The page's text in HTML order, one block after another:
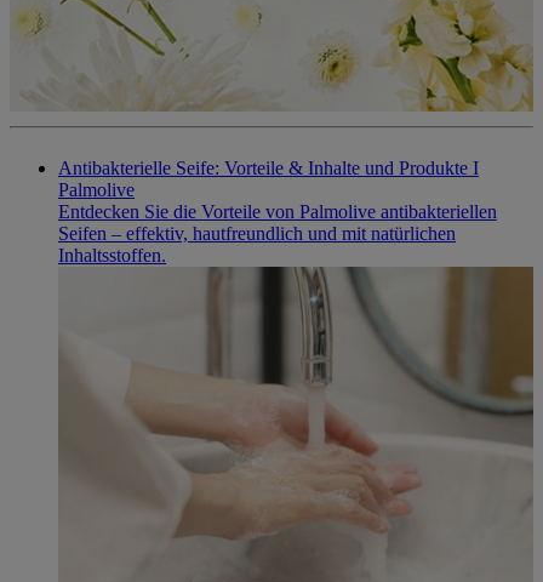
Antibakterielle Seife: Vorteile & Inhalte und Produkte I
Palmolive
Entdecken Sie die Vorteile von Palmolive antibakteriellen
Seifen – effektiv, hautfreundlich und mit natürlichen
Inhaltsstoffen.